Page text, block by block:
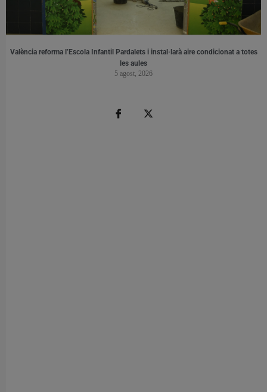
València reforma l’Escola Infantil Pardalets i instal·larà aire condicionat a totes
les aules
5 agost, 2026